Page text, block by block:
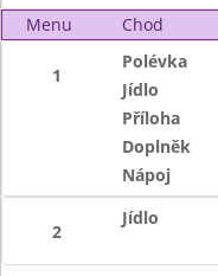
Menu
Chod
1
Polévka
Jídlo
Příloha
Doplněk
Nápoj
2
Jídlo